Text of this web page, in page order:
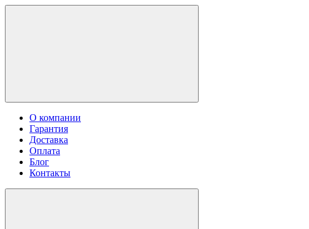
О компании
Гарантия
Доставка
Оплата
Блог
Контакты